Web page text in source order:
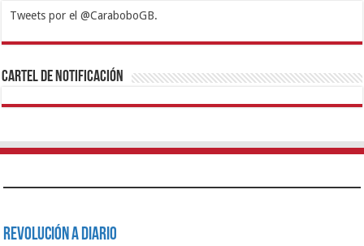
Tweets por el @CaraboboGB.
1xbetBetturkeyBetistKralbetSupertotobetTipobetMatadorbetMariobet
https://mvbcasino.com/
Cartel de Notificación
Revolución a Diario